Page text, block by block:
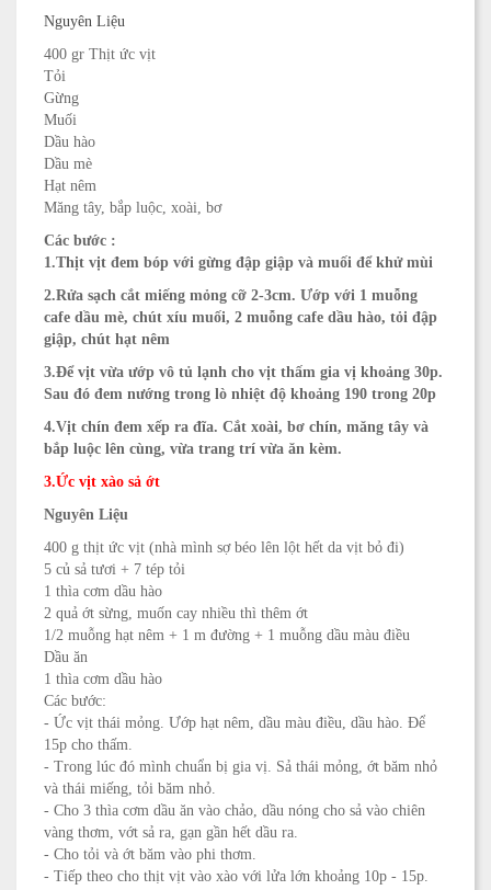
Nguyên Liệu
400 gr Thịt ức vịt
Tỏi
Gừng
Muối
Dầu hào
Dầu mè
Hạt nêm
Măng tây, bắp luộc, xoài, bơ
Các bước :
1.Thịt vịt đem bóp với gừng đập giập và muối để khử mùi
2.Rửa sạch cắt miếng mỏng cỡ 2-3cm. Ướp với 1 muỗng
cafe dầu mè, chút xíu muối, 2 muỗng cafe dầu hào, tỏi đập
giập, chút hạt nêm
3.Để vịt vừa ướp vô tủ lạnh cho vịt thấm gia vị khoảng 30p.
Sau đó đem nướng trong lò nhiệt độ khoảng 190 trong 20p
4.Vịt chín đem xếp ra đĩa. Cắt xoài, bơ chín, măng tây và
bắp luộc lên cùng, vừa trang trí vừa ăn kèm.
3.Ức vịt xào sả ớt
Nguyên Liệu
400 g thịt ức vịt (nhà mình sợ béo lên lột hết da vịt bỏ đi)
5 củ sả tươi + 7 tép tỏi
1 thìa cơm dầu hào
2 quả ớt sừng, muốn cay nhiều thì thêm ớt
1/2 muỗng hạt nêm + 1 m đường + 1 muỗng dầu màu điều
Dầu ăn
1 thìa cơm dầu hào
Các bước:
- Ức vịt thái mỏng. Ướp hạt nêm, dầu màu điều, dầu hào. Để
15p cho thấm.
- Trong lúc đó mình chuẩn bị gia vị. Sả thái mỏng, ớt băm nhỏ
và thái miếng, tỏi băm nhỏ.
- Cho 3 thìa cơm dầu ăn vào chảo, dầu nóng cho sả vào chiên
vàng thơm, vớt sả ra, gạn gần hết dầu ra.
- Cho tỏi và ớt băm vào phi thơm.
- Tiếp theo cho thịt vịt vào xào với lửa lớn khoảng 10p - 15p.